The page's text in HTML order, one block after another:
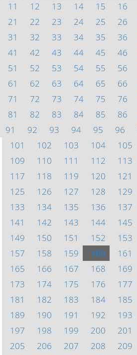
11
12 13 14 15 16
21
22 23 24 25 26
31
32 33 34 35 36
41
42 43 44 45 46
51
52 53 54 55 56
61
62 63 64 65 66
71
72 73 74 75 76
81
82 83 84 85 86
91
92 93 94 95 96
101
102 103 104 105
109
110 111 112 113
117
118 119 120 121
125
126 127 128 129
133
134 135 136 137
141
142 143 144 145
149
150 151 152 153
157
158 159 160 161
165
166 167 168 169
173
174 175 176 177
181
182 183 184 185
189
190 191 192 193
197
198 199 200 201
205
206 207 208 209